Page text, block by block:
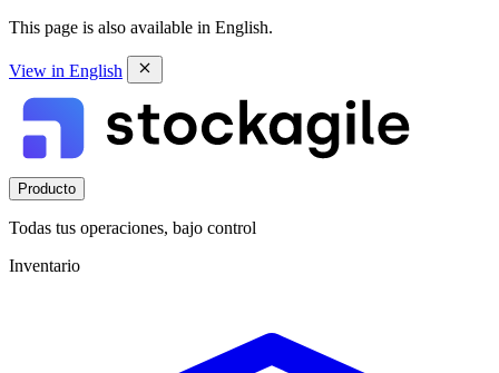
This page is also available in English.
View in English
Producto
Todas tus operaciones, bajo control
Inventario